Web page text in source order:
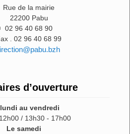
de la mairie
22200 Pabu
02 96 40 68 90
. 02 96 40 68 99
d’ouverture
au vendredi
/ 13h30 - 17h00
Le samedi